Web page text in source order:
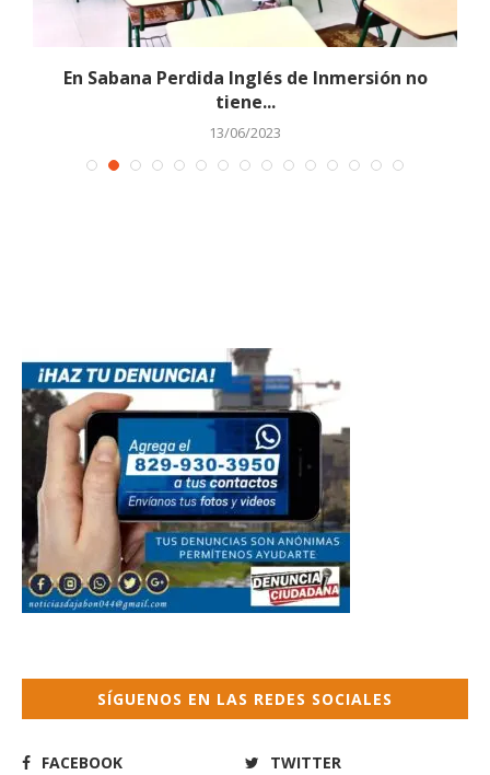
En Sabana Perdida Inglés de Inmersión no
tiene...
13/06/2023
SÍGUENOS EN LAS REDES SOCIALES
FACEBOOK
TWITTER